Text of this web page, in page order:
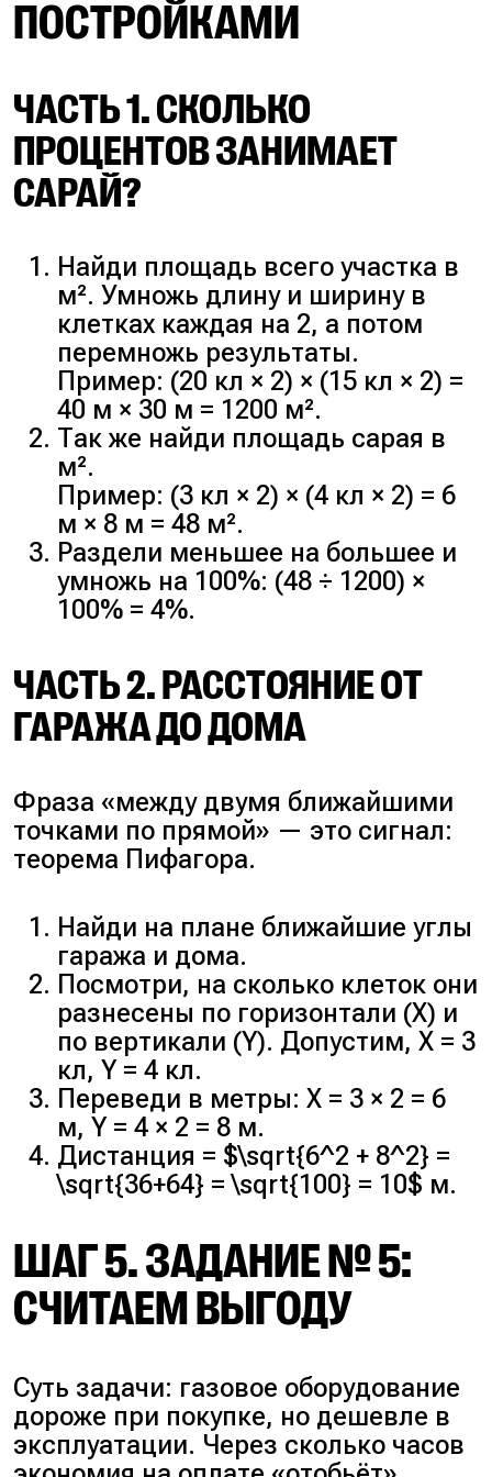
ПОСТРОЙКАМИ
ЧАСТЬ 1. СКОЛЬКО
ПРОЦЕНТОВ ЗАНИМАЕТ
САРАЙ?
Найди площадь всего участка в
м². Умножь длину и ширину в
клетках каждая на 2, а потом
перемножь результаты.
Пример: (20 кл × 2) × (15 кл × 2) =
40 м × 30 м = 1200 м².
Так же найди площадь сарая в
м².
Пример: (3 кл × 2) × (4 кл × 2) = 6
м × 8 м = 48 м².
Раздели меньшее на большее и
умножь на 100%: (48 ÷ 1200) ×
100% = 4%.
ЧАСТЬ 2. РАССТОЯНИЕ ОТ
ГАРАЖА ДО ДОМА
Фраза «между двумя ближайшими
точками по прямой» — это сигнал:
теорема Пифагора.
Найди на плане ближайшие углы
гаража и дома.
Посмотри, на сколько клеток они
разнесены по горизонтали (X) и
по вертикали (Y). Допустим, X = 3
кл, Y = 4 кл.
Переведи в метры: X = 3 × 2 = 6
м, Y = 4 × 2 = 8 м.
Дистанция = $\sqrt{6^2 + 8^2} =
\sqrt{36+64} = \sqrt{100} = 10$ м.
ШАГ 5. ЗАДАНИЕ № 5:
СЧИТАЕМ ВЫГОДУ
Суть задачи: газовое оборудование
дороже при покупке, но дешевле в
эксплуатации. Через сколько часов